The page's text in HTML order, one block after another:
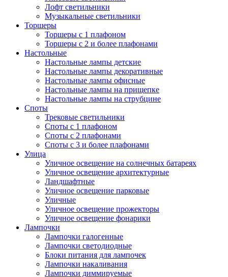
Лофт светильники
Музыкальные светильники
Торшеры
Торшеры с 1 плафоном
Торшеры с 2 и более плафонами
Настольные
Настольные лампы детские
Настольные лампы декоративные
Настольные лампы офисные
Настольные лампы на прищепке
Настольные лампы на струбцине
Споты
Трековые светильники
Споты с 1 плафоном
Споты с 2 плафонами
Споты с 3 и более плафонами
Улица
Уличное освещение на солнечных батареях
Уличное освещение архитектурные
Ландшафтные
Уличное освещение парковые
Уличные
Уличное освещение прожекторы
Уличное освещение фонарики
Лампочки
Лампочки галогенные
Лампочки светодиодные
Блоки питания для лампочек
Лампочки накаливания
Лампочки диммируемые